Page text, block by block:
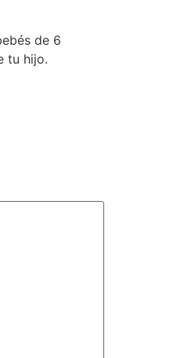
de 6
tu hijo.